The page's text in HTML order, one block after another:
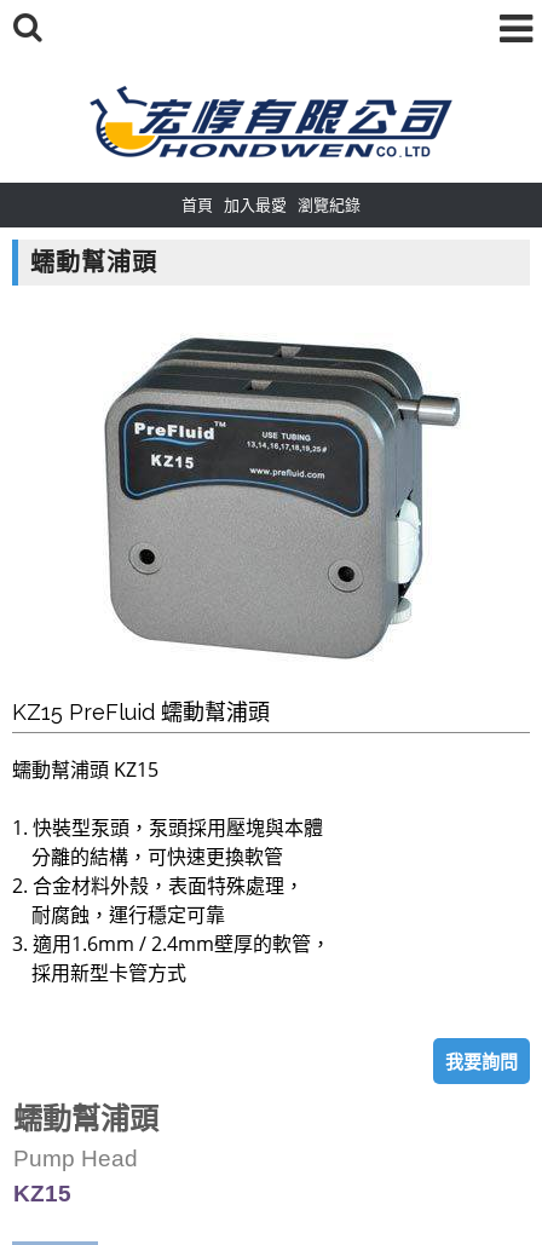
首頁 加入最愛 瀏覽紀錄
蠕動幫浦頭
KZ15 PreFluid 蠕動幫浦頭
蠕動幫浦頭 KZ15
1. 快裝型泵頭，泵頭採用壓塊與本體
分離的結構，可快速更換軟管
2. 合金材料外殼，表面特殊處理，
耐腐蝕，運行穩定可靠
3. 適用1.6mm / 2.4mm壁厚的軟管，
採用新型卡管方式
我要詢問
蠕動幫浦頭
Pump Head
KZ15